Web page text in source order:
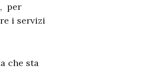
per
i servizi
che sta